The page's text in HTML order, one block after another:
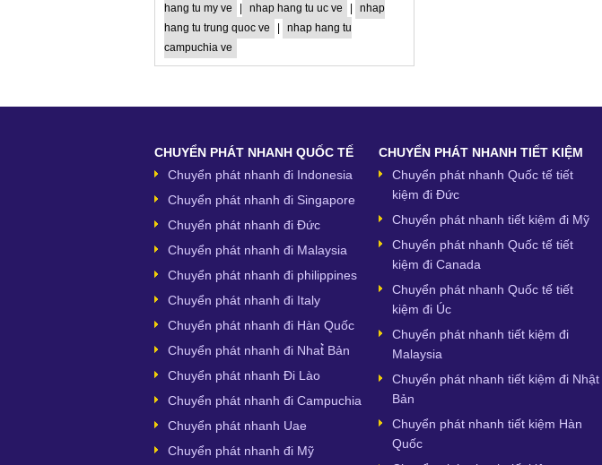
hang tu my ve
| nhap hang tu uc ve |
nhap
hang tu trung quoc ve
|
nhap hang tu
campuchia ve
CHUYỂN PHÁT NHANH QUỐC TẾ
Chuyển phát nhanh đi Indonesia
Chuyển phát nhanh đi Singapore
Chuyển phát nhanh đi Đức
Chuyển phát nhanh đi Malaysia
Chuyển phát nhanh đi philippines
Chuyển phát nhanh đi Italy
Chuyển phát nhanh đi Hàn Quốc
Chuyển phát nhanh đi Nhat̉̀ Bản
Chuyển phát nhanh Đi Lào
Chuyển phát nhanh đi Campuchia
Chuyển phát nhanh Uae
Chuyển phát nhanh đi Mỹ
CHUYỂN PHÁT NHANH TIẾT KIỆM
Chuyển phát nhanh Quốc tế tiết
kiệm đi Đức
Chuyển phát nhanh tiết kiệm đi Mỹ
Chuyển phát nhanh Quốc tế tiết
kiệm đi Canada
Chuyển phát nhanh Quốc tế tiết
kiệm đi Úc
Chuyển phát nhanh tiết kiệm đi
Malaysia
Chuyển phát nhanh tiết kiệm đi Nhật
Bản
Chuyển phát nhanh tiết kiệm Hàn
Quốc